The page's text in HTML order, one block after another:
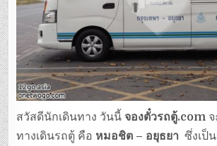
สวัสดีนักเดินทาง วันนี้จองตั๋วรถตู้.com
ทางเดินรถตู้ คือ หมอชิต – อยุธยา ซึ่งเป็